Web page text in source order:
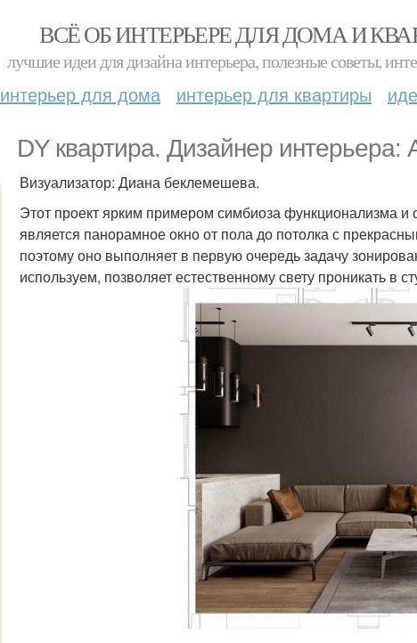
ВСЁ ОБ ИНТЕРЬЕРЕ ДЛЯ ДОМА И
лучшие идеи для дизайна интерьера, полезные советы,
интерьер для дома интерьер для квартиры
DY квартира. Дизайнер интерьера:
Визуализатор: Диана беклемешева.
Этот проект ярким примером симбиоза функционализма
является панорамное окно от пола до потолка с
поэтому оно выполняет в первую очередь задачу
используем, позволяет естественному свету проникать в